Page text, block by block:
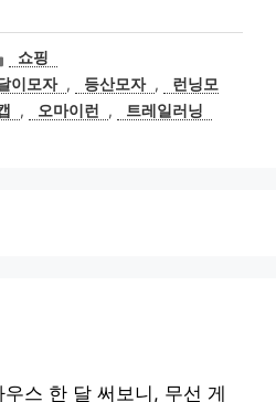
카
테
고
리
쇼핑
이모자 , 등산모자 ,
런닝모
, 오마이런 , 트레일러닝
스 한 달 써보니, 무선 게